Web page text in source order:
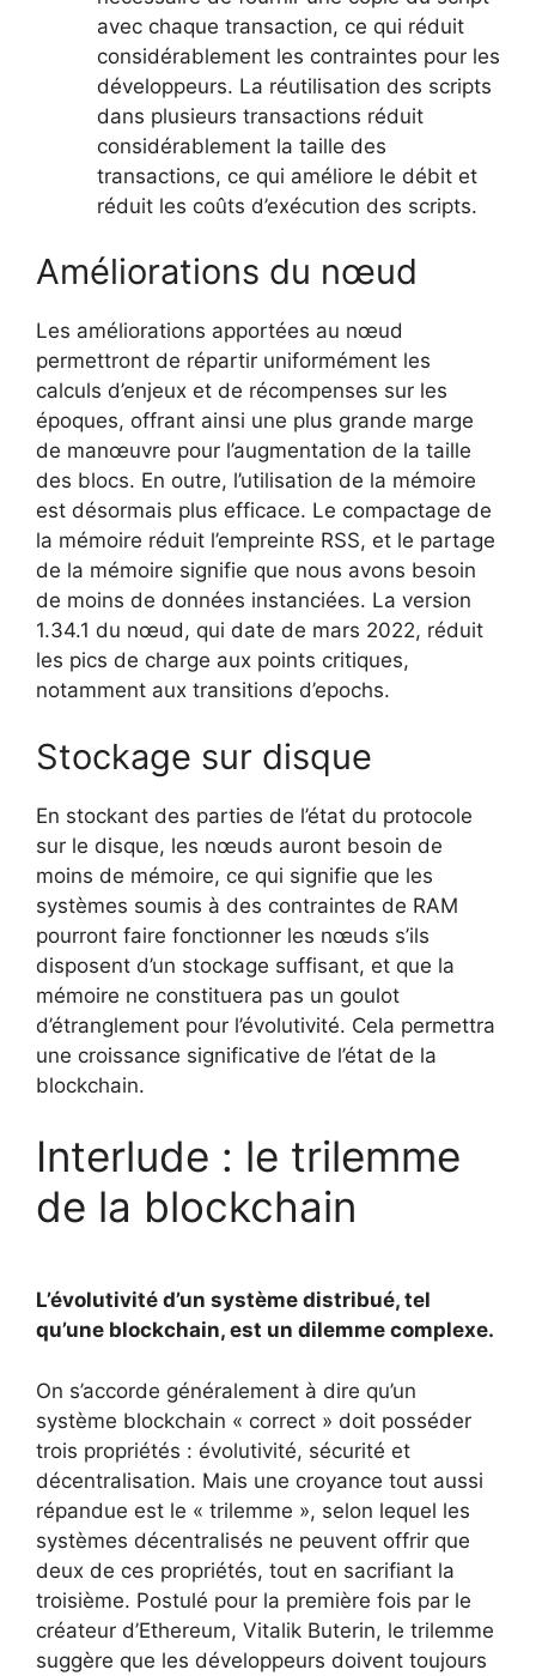
avec chaque transaction, ce qui réduit
considérablement les contraintes pour les
développeurs. La réutilisation des scripts
dans plusieurs transactions réduit
considérablement la taille des
transactions, ce qui améliore le débit et
réduit les coûts d’exécution des scripts.
Améliorations du nœud
Les améliorations apportées au nœud
permettront de répartir uniformément les
calculs d’enjeux et de récompenses sur les
époques, offrant ainsi une plus grande marge
de manœuvre pour l’augmentation de la taille
des blocs. En outre, l’utilisation de la mémoire
est désormais plus efficace. Le compactage de
la mémoire réduit l’empreinte RSS, et le partage
de la mémoire signifie que nous avons besoin
de moins de données instanciées. La version
1.34.1 du nœud, qui date de mars 2022, réduit
les pics de charge aux points critiques,
notamment aux transitions d’epochs.
Stockage sur disque
En stockant des parties de l’état du protocole
sur le disque, les nœuds auront besoin de
moins de mémoire, ce qui signifie que les
systèmes soumis à des contraintes de RAM
pourront faire fonctionner les nœuds s’ils
disposent d’un stockage suffisant, et que la
mémoire ne constituera pas un goulot
d’étranglement pour l’évolutivité. Cela permettra
une croissance significative de l’état de la
blockchain.
Interlude : le trilemme
de la blockchain
L’évolutivité d’un système distribué, tel
qu’une blockchain, est un dilemme complexe.
On s’accorde généralement à dire qu’un
système blockchain « correct » doit posséder
trois propriétés : évolutivité, sécurité et
décentralisation. Mais une croyance tout aussi
répandue est le « trilemme », selon lequel les
systèmes décentralisés ne peuvent offrir que
deux de ces propriétés, tout en sacrifiant la
troisième. Postulé pour la première fois par le
créateur d’Ethereum, Vitalik Buterin, le trilemme
suggère que les développeurs doivent toujours